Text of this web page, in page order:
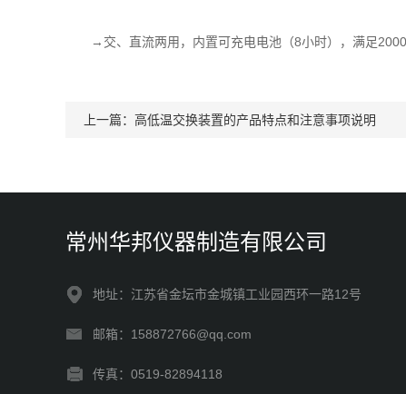
→交、直流两用，内置可充电电池（8小时），满足2000
上一篇： 高低温交换装置的产品特点和注意事项说明
常州华邦仪器制造有限公司
地址：江苏省金坛市金城镇工业园西环一路12号
邮箱：158872766@qq.com
传真：0519-82894118